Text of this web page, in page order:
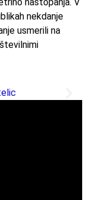
nekdanje
usmerili na